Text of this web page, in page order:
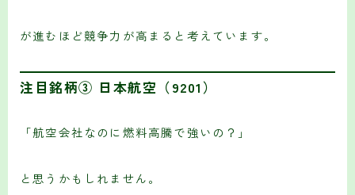
が進むほど競争力が高まると考えています。
注目銘柄③ 日本航空（9201）
「航空会社なのに燃料高騰で強いの？」
と思うかもしれません。